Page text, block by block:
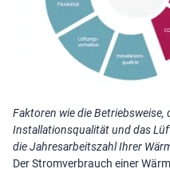
Faktoren wie die
Installationsqualität und das
die Jahresarbeitszahl Ihrer
Der Stromverbrauch einer